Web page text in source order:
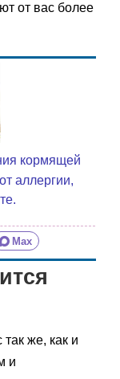
от вас более
кормящей
аллергии,
Max
же, как и
и